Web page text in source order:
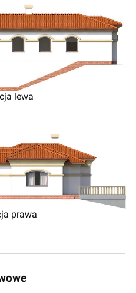
lewa
prawa